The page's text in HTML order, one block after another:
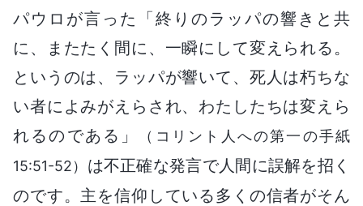
パウロが言った「終りのラッパの響きと共
に、またたく間に、一瞬にして変えられる。
というのは、ラッパが響いて、死人は朽ちな
い者によみがえらされ、わたしたちは変えら
れるのである」
（コリント人への第一の手紙
15:51-52） は不正確な発言で人間に誤解を招く
のです。主を信仰している多くの信者がそん